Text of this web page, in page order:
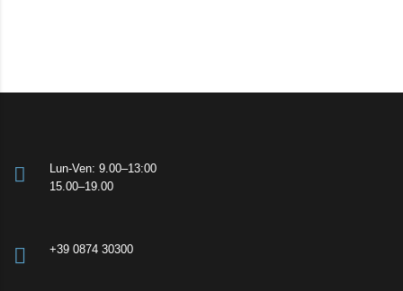
Lun-Ven: 9.00–13:00
15.00–19.00
+39 0874 30300